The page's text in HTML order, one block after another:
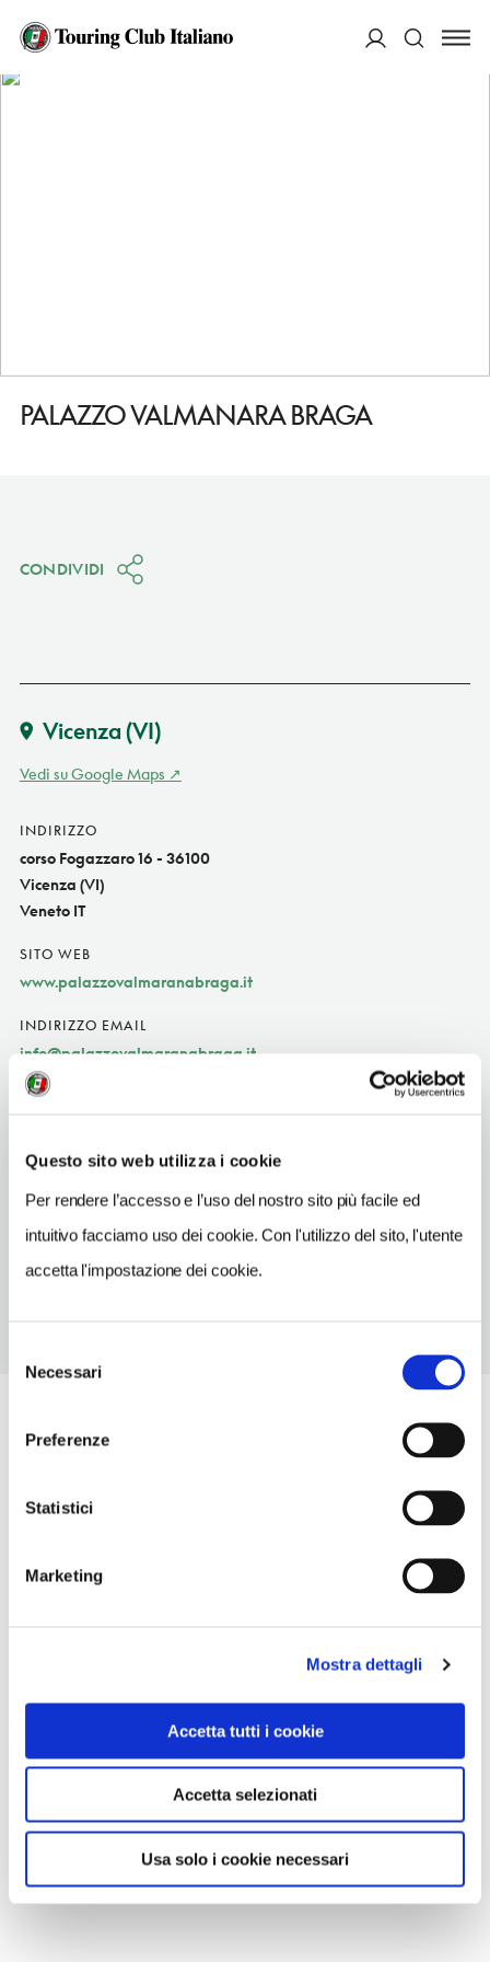
Questo sito web utilizza i cookie
Per rendere l’accesso e l’uso del nostro sito più facile ed
intuitivo facciamo uso dei cookie. Con l'utilizzo del sito, l'utente
accetta l'impostazione dei cookie.
delNecessari
Preferenze
Statistici
Marketing
Mostra dettagli
Accetta tutti i cookie
Accetta selezionati
Usa solo i cookie necessari
HOME
PALAZZO VALMANARA BRAGA
PALAZZO VALMANARA BRAGA
CONDIVIDI
Vicenza (VI)
Vedi su Google Maps
INDIRIZZO
corso Fogazzaro 16 - 36100
Vicenza (VI)
Veneto IT
SITO WEB
www.palazzovalmaranabraga.it
INDIRIZZO EMAIL
info@palazzovalmaranabraga.it
ORARI DI APERTURA
apertura possono subire variazioni. Apertura/Chiusura
annuale: sempre aperto
ingresso a pagamento